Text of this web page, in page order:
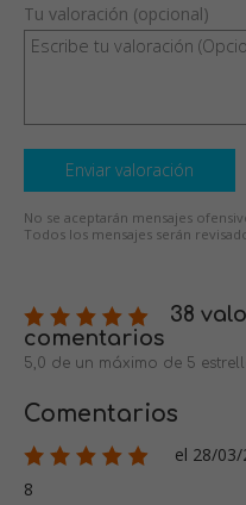
Tu valoración (opcional)
Enviar valoración
No se aceptarán mensajes
Todos los mensajes serán
38
comentarios
5,0 de un máximo de 5
Comentarios
el 28/03/
8